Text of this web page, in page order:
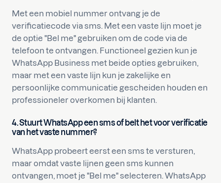
Met een mobiel nummer ontvang je de
verificatiecode via sms. Met een vaste lijn moet je
de optie "Bel me" gebruiken om de code via de
telefoon te ontvangen. Functioneel gezien kun je
WhatsApp Business met beide opties gebruiken,
maar met een vaste lijn kun je zakelijke en
persoonlijke communicatie gescheiden houden en
professioneler overkomen bij klanten.
4. Stuurt WhatsApp een sms of belt het voor verificatie
van het vaste nummer?
WhatsApp probeert eerst een sms te versturen,
maar omdat vaste lijnen geen sms kunnen
ontvangen, moet je "Bel me" selecteren. WhatsApp